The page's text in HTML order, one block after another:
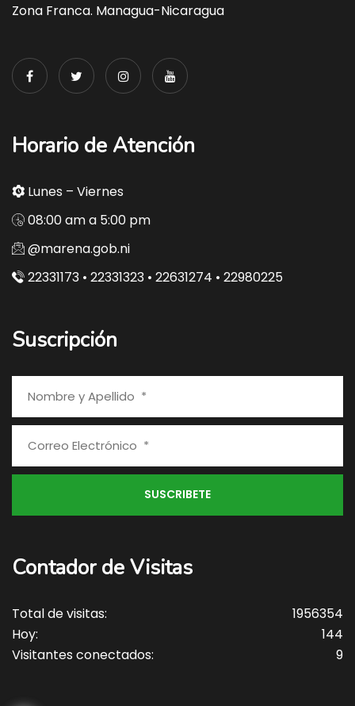
Zona Franca. Managua-Nicaragua
Horario de Atención
Lunes – Viernes
08:00 am a 5:00 pm
@marena.gob.ni
22331173 • 22331323 • 22631274 • 22980225
Suscripción
Contador de Visitas
1956354
Total de visitas:
144
Hoy:
9
Visitantes conectados: